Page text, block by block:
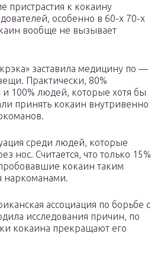
пристрастия к кокаину
особенно в 60-х 70-х
вообще не вызывает
заставила медицину по —
Практически, 80%
100% людей, которые хотя бы
принять кокаин внутривенно
среди людей, которые
нос. Считается, что только 15%
кокаин таким
наркоманами.
ассоциация по борьбе с
исследования причин, по
кокаина прекращают его